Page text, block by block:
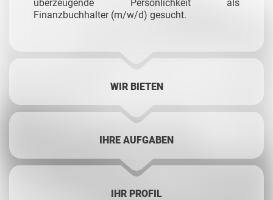
überzeugende Persönlichkeit als
Finanzbuchhalter (m/w/d) gesucht.
WIR BIETEN
IHRE AUFGABEN
IHR PROFIL